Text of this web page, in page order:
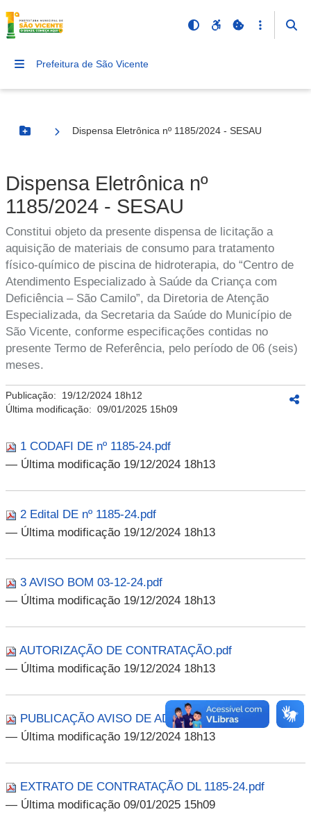
Prefeitura de São Vicente
Botão Menu
Dispensa Eletrônica nº 1185/2024 - SESAU
Dispensa Eletrônica nº
1185/2024 - SESAU
Constitui objeto da presente dispensa de licitação a
aquisição de materiais de consumo para tratamento
físico-químico de piscina de hidroterapia, do “Centro de
Atendimento Especializado à Saúde da Criança com
Deficiência – São Camilo”, da Diretoria de Atenção
Especializada, da Secretaria da Saúde do Município de
São Vicente, conforme especificações contidas no
presente Termo de Referência, pelo período de 06 (seis)
meses.
Publicação: 19/12/2024 18h12
Última modificação: 09/01/2025 15h09
1 CODAFI DE nº 1185-24.pdf
— Última modificação 19/12/2024 18h13
2 Edital DE nº 1185-24.pdf
— Última modificação 19/12/2024 18h13
3 AVISO BOM 03-12-24.pdf
— Última modificação 19/12/2024 18h13
AUTORIZAÇÃO DE CONTRATAÇÃO.pdf
— Última modificação 19/12/2024 18h13
PUBLICAÇÃO AVISO DE ADJUDICAÇÃO.pdf
— Última modificação 19/12/2024 18h13
EXTRATO DE CONTRATAÇÃO DL 1185-24.pdf
— Última modificação 09/01/2025 15h09